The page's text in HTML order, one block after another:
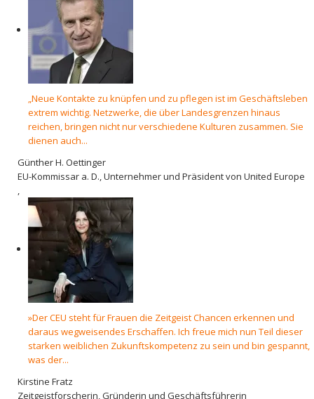
„Neue Kontakte zu knüpfen und zu pflegen ist im Geschäftsleben
extrem wichtig. Netzwerke, die über Landesgrenzen hinaus
reichen, bringen nicht nur verschiedene Kulturen zusammen. Sie
dienen auch...
Günther H. Oettinger
EU-Kommissar a. D., Unternehmer und Präsident von United Europe
,
»Der CEU steht für Frauen die Zeitgeist Chancen erkennen und
daraus wegweisendes Erschaffen. Ich freue mich nun Teil dieser
starken weiblichen Zukunftskompetenz zu sein und bin gespannt,
was der...
Kirstine Fratz
Zeitgeistforscherin, Gründerin und Geschäftsführerin